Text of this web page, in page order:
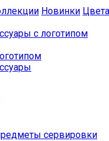
Новинки Цвета
с логотипом
сервировки